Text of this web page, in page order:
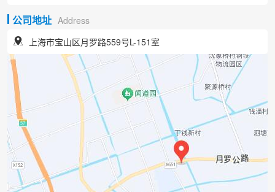
良的机械性能。稳定后的锈色（红褐色、巧克力
色）厚重质朴，随时间流
公司地址 Address
上海市宝山区月罗路559号L-151室